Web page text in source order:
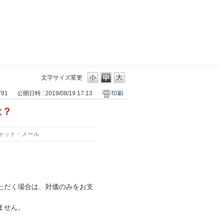
文字サイズ変更
公開日時 : 2019/08/19 17:13 印刷
ット・メール
だく場合は、対価のみをお支
ん。